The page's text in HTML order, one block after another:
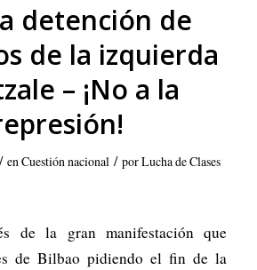
detención de
de la izquierda
– ¡No a la
/ en Cuestión nacional / porLucha de Clases
de la gran manifestación que
de Bilbao pidiendo el fin de la